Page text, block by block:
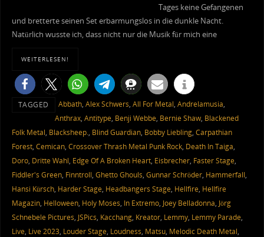
Tages keine Gefangenen
und bretterte seinen Set erbarmungslos in die dunkle Nacht.
Natürlich wusste ich, dass nicht nur die Musik für mich eine
WEITERLESEN!
TAGGED Abbath, Alex Schwers, All For Metal, Andrelamusia,
Anthrax, Antitype, Benji Webbe, Bernie Shaw, Blackened
Folk Metal, Blacksheep., Blind Guardian, Bobby Liebling, Carpathian
Forest, Cemican, Crossover Thrash Metal Punk Rock, Death In Taiga,
Doro, Dritte Wahl, Edge Of A Broken Heart, Eisbrecher, Faster Stage,
Fiddler's Green, Finntroll, Ghetto Ghouls, Gunnar Schröder, Hammerfall,
Hansi Kürsch, Harder Stage, Headbangers Stage, Hellfire, Hellfire
Magazin, Helloween, Holy Moses, In Extremo, Joey Belladonna, Jörg
Schnebele Pictures, JSPics, Kacchang, Kreator, Lemmy, Lemmy Parade,
Live, Live 2023, Louder Stage, Loudness, Matsu, Melodic Death Metal,